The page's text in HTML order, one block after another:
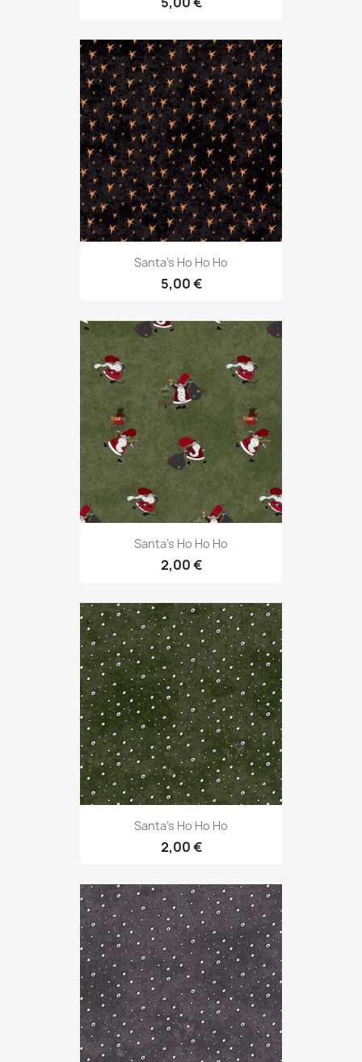
Santa's Ho Ho Ho
5,00 €
Santa's Ho Ho Ho
2,00 €
Santa's Ho Ho Ho
2,00 €